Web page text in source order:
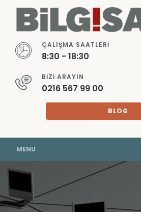
ÇALIŞMA SAATLERI
8:30 - 18:30
BIZI ARAYIN
0216 567 99 00
BLOG
MENU